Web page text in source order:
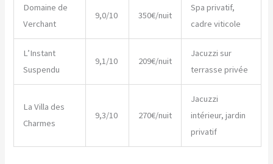
Domaine de
Verchant
9,0/10 350€/nuit
Spa privatif,
cadre viticole
L’Instant
Suspendu
9,1/10 209€/nuit
Jacuzzi sur
terrasse privée
La Villa des
Charmes
9,3/10 270€/nuit
Jacuzzi
intérieur, jardin
privatif